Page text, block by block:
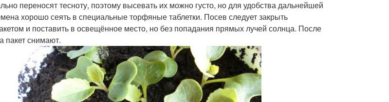
переносят тесноту, поэтому высевать их можно густо, но для удобства дальнейшей
хорошо сеять в специальные торфяные таблетки. Посев следует закрыть
и поставить в освещённое место, но без попадания прямых лучей солнца. После
пакет снимают.